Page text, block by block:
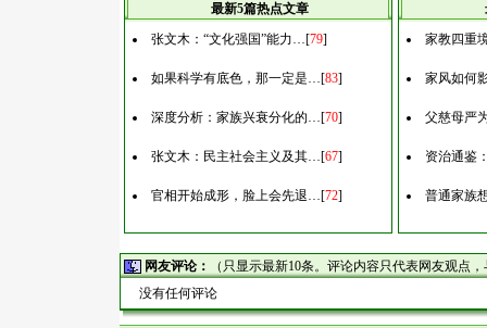
最新5篇热点文章
张文木：“文化强国”能力…[79]
如果科学有底色，那一定是…[83]
深度分析：家族兴衰分化的…[70]
张文木：民主社会主义及其…[67]
官相开始成形，脸上会先退…[72]
家教四重
家风如何
父慈母严
资治通鉴
普通家族
网友评论：
（只显示最新10条。评论内容只代表网友观点
没有任何评论